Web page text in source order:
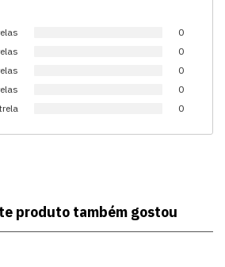
0
0
0
0
0
produto também gostou